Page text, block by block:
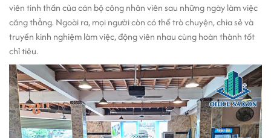
viên tinh thần của cán bộ công nhân viên sau những ngày làm việc
căng thẳng. Ngoài ra, mọi người còn có thể trò chuyện, chia sẻ và
truyền kinh nghiệm làm việc, động viên nhau cùng hoàn thành tốt
chỉ tiêu.